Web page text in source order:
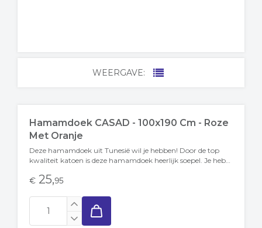
WEERGAVE:
Hamamdoek CASAD - 100x190 Cm - Roze
Met Oranje
Deze hamamdoek uit Tunesië wil je hebben! Door de top
kwaliteit katoen is deze hamamdoek heerlijk soepel. Je hebt
€ 25,95